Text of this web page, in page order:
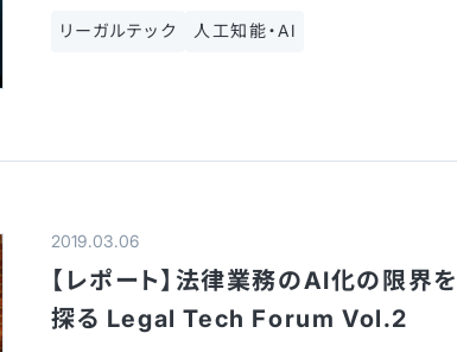
リーガルテック 人工知能・AI
2019.03.06
【レポート】法律業務のAI化の限界を
探る Legal Tech Forum Vol.2